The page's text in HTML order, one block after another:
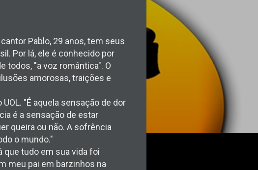
Pablo, 29 anos, tem seus
Por lá, ele é conhecido por
todos, "a voz romântica". O
amorosas, traições e
"É aquela sensação de dor
é a sensação de estar
queira ou não. A sofrência
o mundo."
que tudo em sua vida foi
meu pai em barzinhos na